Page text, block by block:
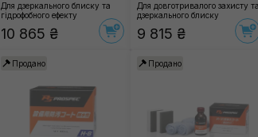
Для дзеркального блиску та
гідрофобного ефекту
10 865 ₴
Для довготривалого захисту та
дзеркального блиску
9 815 ₴
Продано Продано